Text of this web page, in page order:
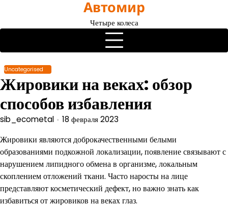
содержимому
Автомир
Четыре колеса
Uncategorised
Жировики на веках: обзор
способов избавления
sib_ecometal 18 февраля 2023
Жировики являются доброкачественными белыми
образованиями подкожной локализации, появление связывают с
нарушением липидного обмена в организме, локальным
скоплением отложений ткани. Часто наросты на лице
представляют косметический дефект, но важно знать как
избавиться от жировиков на веках глаз.